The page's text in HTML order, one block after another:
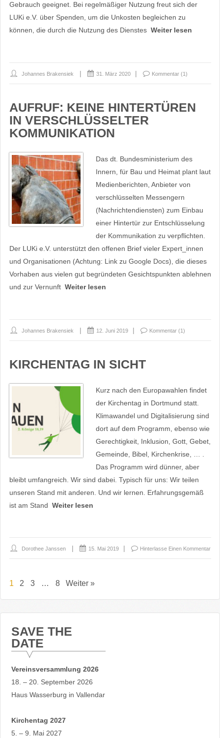
Gebrauch geeignet. Bei regelmäßiger Nutzung freut sich der
LUKi e.V. über Spenden, um die Unkosten begleichen zu
können, die durch die Nutzung des Dienstes Weiter lesen
Johannes Brakensiek 31. März 2020 Kommentar (1)
AUFRUF: KEINE HINTERTÜREN
IN VERSCHLÜSSELTER
KOMMUNIKATION
Das dt. Bundesministerium des
Innern, für Bau und Heimat plant laut
Medienberichten, Anbieter von
verschlüsselten Messengern
(Nachrichtendiensten) zum Einbau
einer Hintertür zur Entschlüsselung
der Kommunikation zu verpflichten.
Der LUKi e.V. unterstützt den offenen Brief vieler Expert_innen
und Organisationen (Achtung: Link zu Google Docs), die dieses
Vorhaben aus vielen gut begründeten Gesichtspunkten ablehnen
und zur Vernunft Weiter lesen
Johannes Brakensiek 12. Juni 2019 Kommentar (1)
KIRCHENTAG IN SICHT
Kurz nach den Europawahlen findet
der Kirchentag in Dortmund statt.
Klimawandel und Digitalisierung sind
dort auf dem Programm, ebenso wie
Gerechtigkeit, Inklusion, Gott, Gebet,
Gemeinde, Bibel, Kirchenkrise, … .
Das Programm wird dünner, aber
bleibt umfangreich. Wir sind dabei. Typisch für uns: Wir teilen
unseren Stand mit anderen. Und wir lernen. Erfahrungsgemäß
ist am Stand Weiter lesen
Dorothee Janssen 15. Mai 2019 Hinterlasse Einen Kommentar
1 2 3 … 8 Weiter »
SAVE THE
DATE
Vereinsversammlung 2026
18. – 20. September 2026
Haus Wasserburg in Vallendar
Kirchentag 2027
5. – 9. Mai 2027